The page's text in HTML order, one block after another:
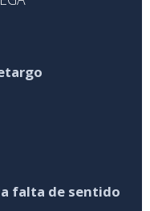
falta de sentido